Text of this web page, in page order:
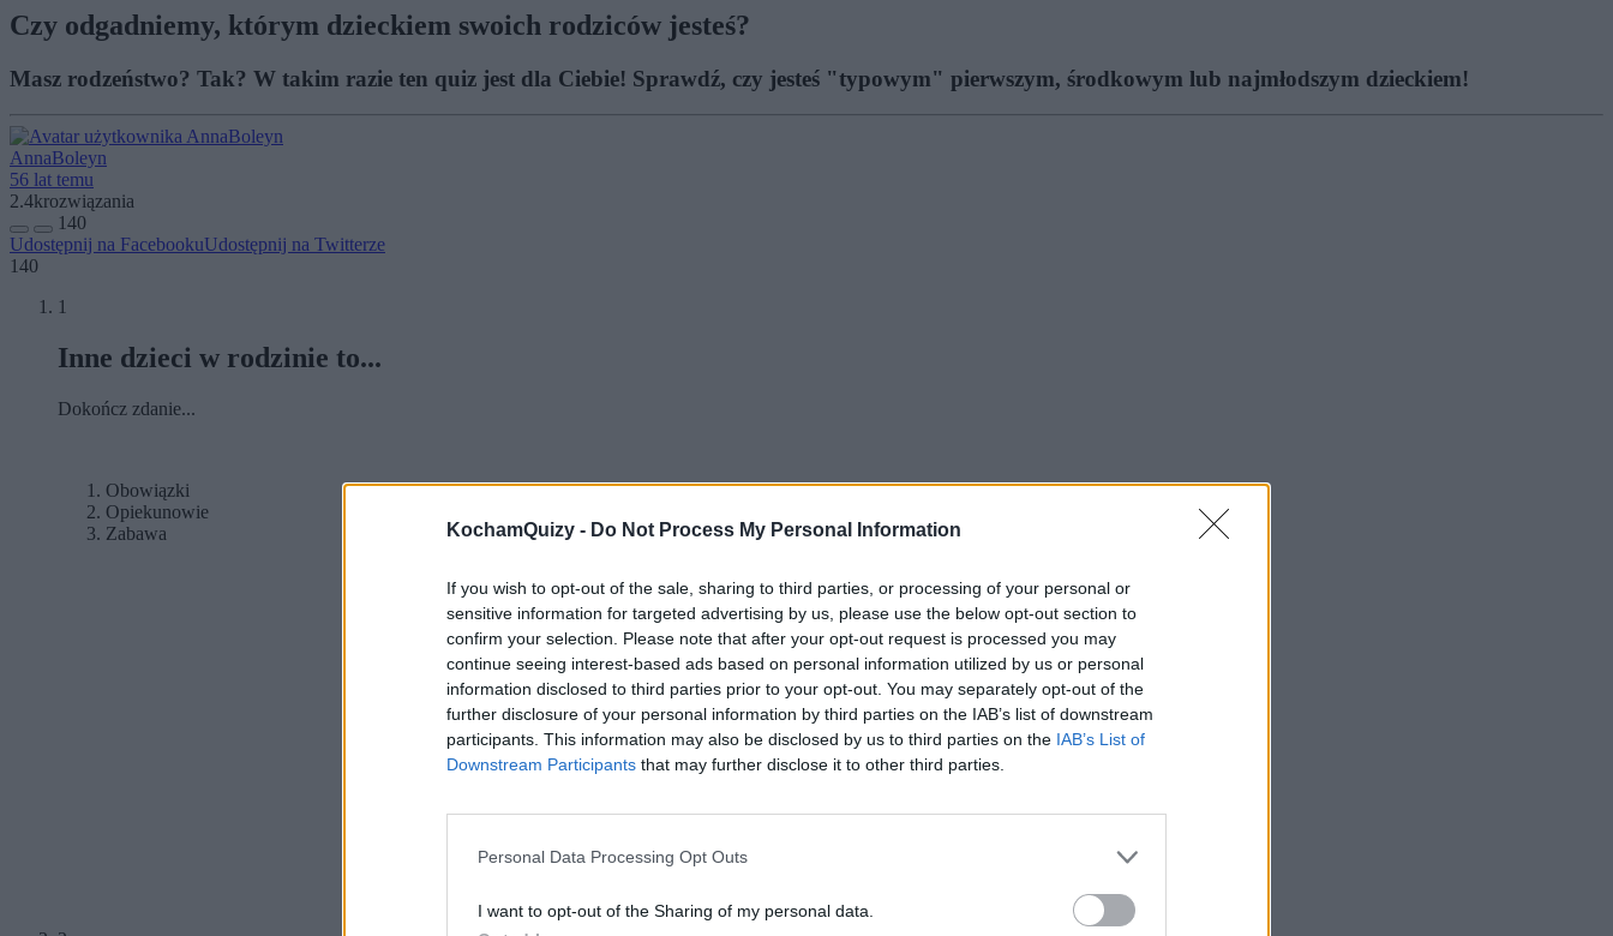
KochamQuizy - Do Not Process My Personal Information
If you wish to opt-out of the sale, sharing to third parties, or processing of your personal or
sensitive information for targeted advertising by us, please use the below opt-out section to
confirm your selection. Please note that after your opt-out request is processed you may
continue seeing interest-based ads based on personal information utilized by us or personal
information disclosed to third parties prior to your opt-out. You may separately opt-out of the
further disclosure of your personal information by third parties on the IAB’s list of downstream
participants. This information may also be disclosed by us to third parties on the IAB’s List of
Downstream Participants that may further disclose it to other third parties.
Personal Data Processing Opt Outs
I want to opt-out of the Sharing of my personal data.
Czy odgadniemy, którym dzieckiem swoich rodziców jesteś?
Masz rodzeństwo? Tak? W takim razie ten quiz jest dla Ciebie! Sprawdź, czy jesteś "typowym" pierwszym, środkowym lub najmłodszym dzieckiem!
AnnaBoleyn
56 lat temu
2.4krozwiązania
140
Udostępnij na FacebookuUdostępnij na Twitterze
140
1
Inne dzieci w rodzinie to...
Dokończ zdanie...
Obowiązki
Opiekunowie
Zabawa